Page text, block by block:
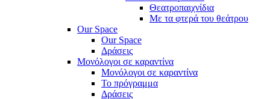
Θεατροπαιχνίδια
Με τα φτερά του θεάτρου
Our Space
Our Space
Δράσεις
Μονόλογοι σε καραντίνα
Μονόλογοι σε καραντίνα
Το πρόγραμμα
Δράσεις